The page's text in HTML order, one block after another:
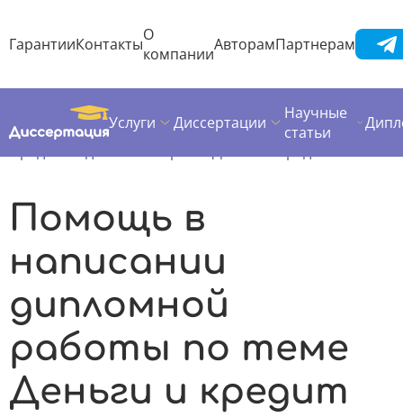
ГарантииКонтактыО
компанииАвторамПартнерам
Услуги Диссертации
Научные
статьи
ДиссертацияДипломная работа
Помощь в
написании
дипломной
работы по теме
Деньги и кредит